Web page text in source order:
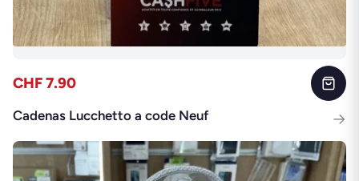
CHF 7.90
Cadenas Lucchetto a code Neuf →